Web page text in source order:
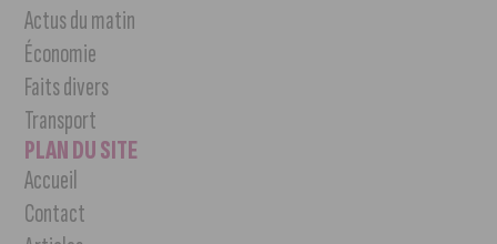
Actus du matin
Économie
Faits divers
Transport
PLAN DU SITE
Accueil
Contact